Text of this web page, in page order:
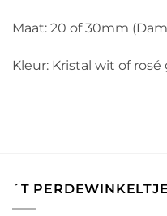
Maat: 20 of 30mm
Kleur: Kristal wit of rosé
´T